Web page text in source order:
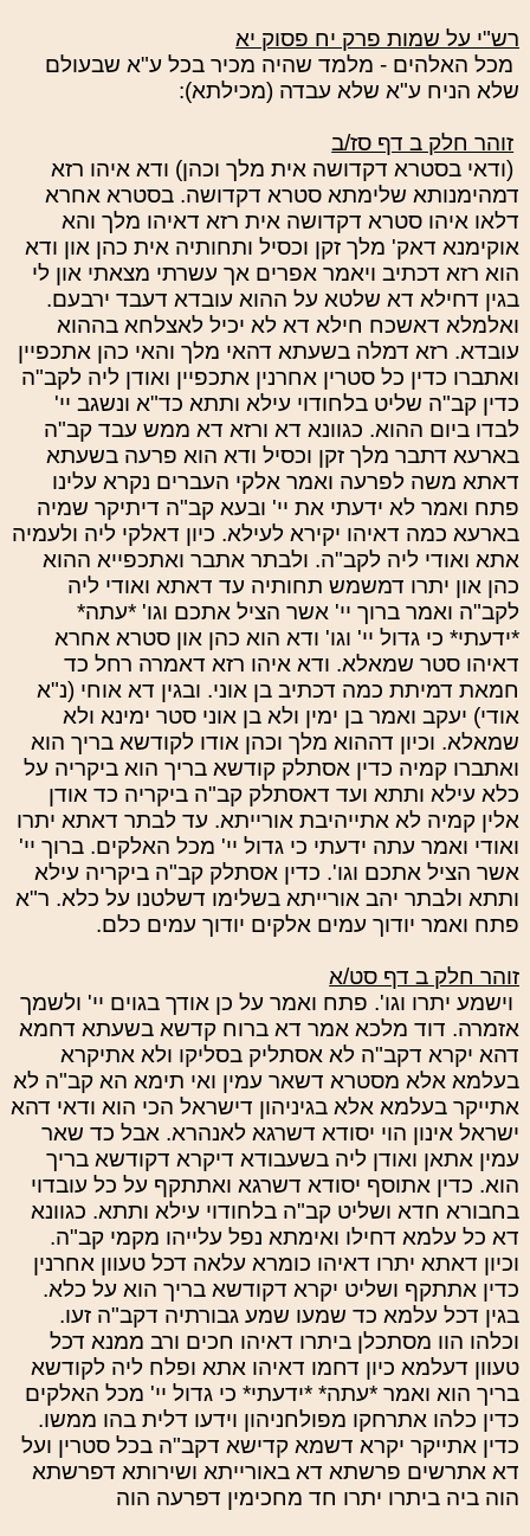
רש"י על שמות פרק יח פסוק יא
מכל האלהים - מלמד שהיה מכיר בכל ע"א שבעולם
שלא הניח ע"א שלא עבדה (מכילתא):
זוהר חלק ב דף סז/ב
(ודאי בסטרא דקדושה אית מלך וכהן) ודא איהו רזא
דמהימנותא שלימתא סטרא דקדושה. בסטרא אחרא
דלאו איהו סטרא דקדושה אית רזא דאיהו מלך והא
אוקימנא דאק' מלך זקן וכסיל ותחותיה אית כהן און ודא
הוא רזא דכתיב ויאמר אפרים אך עשרתי מצאתי און לי
בגין דחילא דא שלטא על ההוא עובדא דעבד ירבעם.
ואלמלא דאשכח חילא דא לא יכיל לאצלחא בההוא
עובדא. רזא דמלה בשעתא דהאי מלך והאי כהן אתכפיין
ואתברו כדין כל סטרין אחרנין אתכפיין ואודן ליה לקב"ה
כדין קב"ה שליט בלחודוי עילא ותתא כד"א ונשגב יי'
לבדו ביום ההוא. כגוונא דא ורזא דא ממש עבד קב"ה
בארעא דתבר מלך זקן וכסיל ודא הוא פרעה בשעתא
דאתא משה לפרעה ואמר אלקי העברים נקרא עלינו
פתח ואמר לא ידעתי את יי' ובעא קב"ה דיתיקר שמיה
בארעא כמה דאיהו יקירא לעילא. כיון דאלקי ליה ולעמיה
אתא ואודי ליה לקב"ה. ולבתר אתבר ואתכפייא ההוא
כהן און יתרו דמשמש תחותיה עד דאתא ואודי ליה
לקב"ה ואמר ברוך יי' אשר הציל אתכם וגו' *עתה*
*ידעתי* כי גדול יי' וגו' ודא הוא כהן און סטרא אחרא
דאיהו סטר שמאלא. ודא איהו רזא דאמרה רחל כד
חמאת דמיתת כמה דכתיב בן אוני. ובגין דא אוחי (נ"א
אודי) יעקב ואמר בן ימין ולא בן אוני סטר ימינא ולא
שמאלא. וכיון דההוא מלך וכהן אודו לקודשא בריך הוא
ואתברו קמיה כדין אסתלק קודשא בריך הוא ביקריה על
כלא עילא ותתא ועד דאסתלק קב"ה ביקריה כד אודן
אלין קמיה לא אתייהיבת אורייתא. עד לבתר דאתא יתרו
ואודי ואמר עתה ידעתי כי גדול יי' מכל האלקים. ברוך יי'
אשר הציל אתכם וגו'. כדין אסתלק קב"ה ביקריה עילא
ותתא ולבתר יהב אורייתא בשלימו דשלטנו על כלא. ר"א
פתח ואמר יודוך עמים אלקים יודוך עמים כלם.
זוהר חלק ב דף סט/א
וישמע יתרו וגו'. פתח ואמר על כן אודך בגוים יי' ולשמך
אזמרה. דוד מלכא אמר דא ברוח קדשא בשעתא דחמא
דהא יקרא דקב"ה לא אסתליק בסליקו ולא אתיקרא
בעלמא אלא מסטרא דשאר עמין ואי תימא הא קב"ה לא
אתייקר בעלמא אלא בגיניהון דישראל הכי הוא ודאי דהא
ישראל אינון הוי יסודא דשרגא לאנהרא. אבל כד שאר
עמין אתאן ואודן ליה בשעבודא דיקרא דקודשא בריך
הוא. כדין אתוסף יסודא דשרגא ואתתקף על כל עובדוי
בחבורא חדא ושליט קב"ה בלחודוי עילא ותתא. כגוונא
דא כל עלמא דחילו ואימתא נפל עלייהו מקמי קב"ה.
וכיון דאתא יתרו דאיהו כומרא עלאה דכל טעוון אחרנין
כדין אתתקף ושליט יקרא דקודשא בריך הוא על כלא.
בגין דכל עלמא כד שמעו שמע גבורתיה דקב"ה זעו.
וכלהו הוו מסתכלן ביתרו דאיהו חכים ורב ממנא דכל
טעוון דעלמא כיון דחמו דאיהו אתא ופלח ליה לקודשא
בריך הוא ואמר *עתה* *ידעתי* כי גדול יי' מכל האלקים
כדין כלהו אתרחקו מפולחניהון וידעו דלית בהו ממשו.
כדין אתייקר יקרא דשמא קדישא דקב"ה בכל סטרין ועל
דא אתרשים פרשתא דא באורייתא ושירותא דפרשתא
הוה ביה ביתרו יתרו חד מחכימין דפרעה הוה